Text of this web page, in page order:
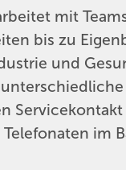
mit
bis zu
und
im